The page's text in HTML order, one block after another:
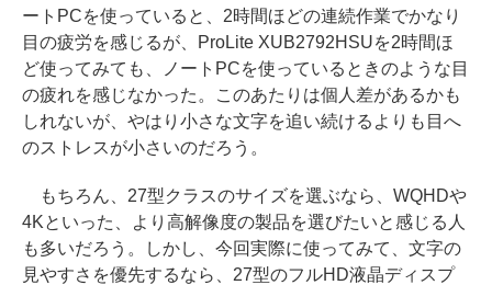
ートPCを使っていると、2時間ほどの連続作業でかなり
目の疲労を感じるが、ProLite XUB2792HSUを2時間ほ
ど使ってみても、ノートPCを使っているときのような目
の疲れを感じなかった。このあたりは個人差があるかも
しれないが、やはり小さな文字を追い続けるよりも目へ
のストレスが小さいのだろう。
もちろん、27型クラスのサイズを選ぶなら、WQHDや
4Kといった、より高解像度の製品を選びたいと感じる人
も多いだろう。しかし、今回実際に使ってみて、文字の
見やすさを優先するなら、27型のフルHD液晶ディスプ